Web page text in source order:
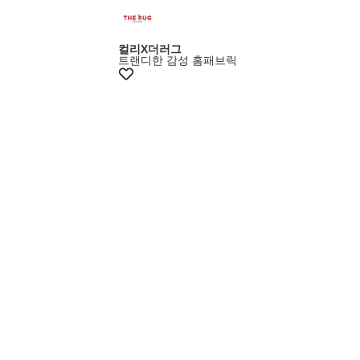
+5% 쿠폰
컬리X더러그
트랜디한 감성 홈패브릭